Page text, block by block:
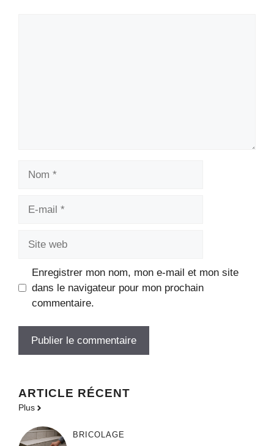
Enregistrer mon nom, mon e-mail et mon site
dans le navigateur pour mon prochain
commentaire.
ARTICLE RÉCENT
Plus
BRICOLAGE